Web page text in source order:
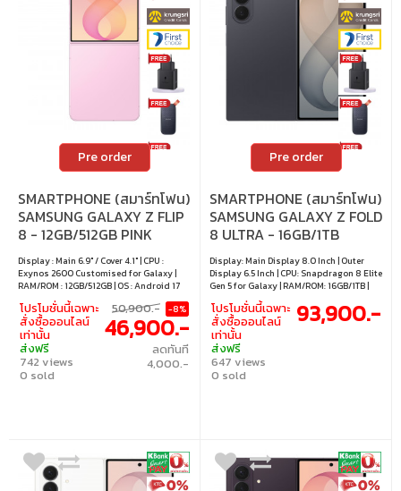
Pre order
SMARTPHONE (สมาร์ทโฟน)
SAMSUNG GALAXY Z FLIP
8 - 12GB/512GB PINK
Display : Main 6.9" / Cover 4.1" | CPU :
Exynos 2600 Customised for Galaxy |
RAM/ROM : 12GB/512GB | OS : Android 17
โปรโมชั่นนี้เฉพาะ
สั่งซื้อออนไลน์
เท่านั้น
ส่งฟรี
742 views
0 sold
50,900.- -8%
46,900.-
ลดทันที
4,000.-
Pre order
SMARTPHONE (สมาร์ทโฟน)
SAMSUNG GALAXY Z FOLD
8 ULTRA - 16GB/1TB
GRAPHITE
Display: Main Display 8.0 Inch | Outer
Display 6.5 Inch | CPU: Snapdragon 8 Elite
Gen 5 for Galaxy | RAM/ROM: 16GB/1TB |
OS: Android 17
โปรโมชั่นนี้เฉพาะ
สั่งซื้อออนไลน์
เท่านั้น
ส่งฟรี
647 views
0 sold
93,900.-